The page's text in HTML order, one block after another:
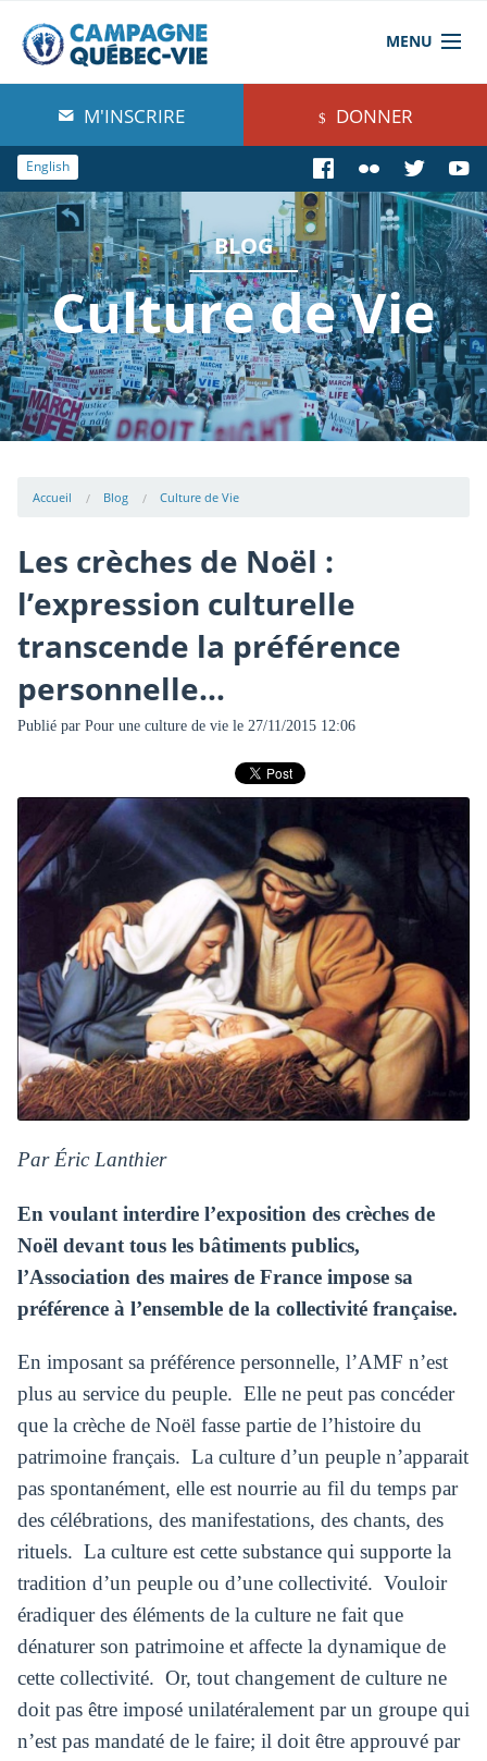
MENU
À propos de nous
Blog
Comprendre
Agir
Boutique
M'INSCRIRE DONNER
English
BLOG
Culture de Vie
Accueil Blog Culture de Vie
Les crèches de Noël :
l’expression culturelle
transcende la préférence
personnelle…
Publié par Pour une culture de viele 27/11/2015 12:06
Par Éric Lanthier
En voulant interdire l’exposition des crèches de
Noël devant tous les bâtiments publics,
l’Association des maires de France impose sa
préférence à l’ensemble de la collectivité française.
En imposant sa préférence personnelle, l’AMF n’est
plus au service du peuple. Elle ne peut pas concéder
que la crèche de Noël fasse partie de l’histoire du
patrimoine français. La culture d’un peuple n’apparait
pas spontanément, elle est nourrie au fil du temps par
des célébrations, des manifestations, des chants, des
rituels. La culture est cette substance qui supporte la
tradition d’un peuple ou d’une collectivité. Vouloir
éradiquer des éléments de la culture ne fait que
dénaturer son patrimoine et affecte la dynamique de
cette collectivité. Or, tout changement de culture ne
doit pas être imposé unilatéralement par un groupe qui
n’est pas mandaté de le faire; il doit être approuvé par